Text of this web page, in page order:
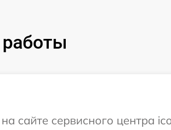
сайте сервисного центра